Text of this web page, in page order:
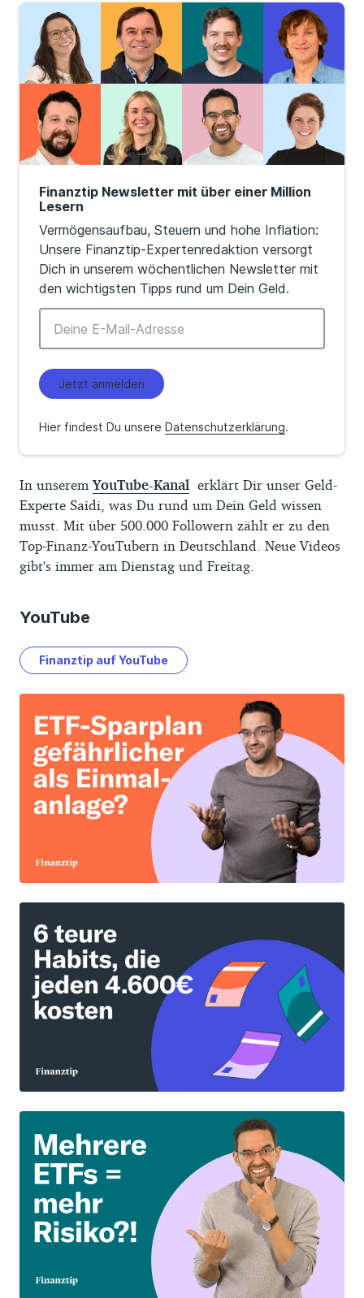
Finanztip Newsletter mit über einer Million
Lesern
Vermögensaufbau, Steuern und hohe Inflation:
Unsere Finanztip-Expertenredaktion versorgt
Dich in unserem wöchentlichen Newsletter mit
den wichtigsten Tipps rund um Dein Geld.
Jetzt anmelden
Hier findest Du unsere Datenschutzerklärung.
In unseremYouTube-Kanal erklärt Dir unser Geld-
Experte Saidi, was Du rund um Dein Geld wissen
musst. Mit über 500.000 Followern zählt er zu den
Top-Finanz-YouTubern in Deutschland. Neue Videos
gibt's immer am Dienstag und Freitag.
YouTube
Finanztip auf YouTube